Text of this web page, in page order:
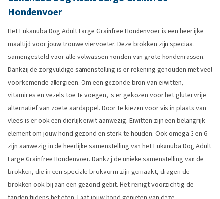
Hondenvoer
Het Eukanuba Dog Adult Large Grainfree Hondenvoer is een heerlijke
maaltijd voor jouw trouwe viervoeter. Deze brokken zijn speciaal
samengesteld voor alle volwassen honden van grote hondenrassen.
Dankzij de zorgvuldige samenstelling is er rekening gehouden met veel
voorkomende allergieën. Om een gezonde bron van eiwitten,
vitamines en vezels toe te voegen, is er gekozen voor het glutenvrije
alternatief van zoete aardappel. Door te kiezen voor vis in plaats van
vlees is er ook een dierlijk eiwit aanwezig. Eiwitten zijn een belangrijk
element om jouw hond gezond en sterk te houden. Ook omega 3 en 6
zijn aanwezig in de heerlijke samenstelling van het Eukanuba Dog Adult
Large Grainfree Hondenvoer. Dankzij de unieke samenstelling van de
brokken, die in een speciale brokvorm zijn gemaakt, dragen de
brokken ook bij aan een gezond gebit. Het reinigt voorzichtig de